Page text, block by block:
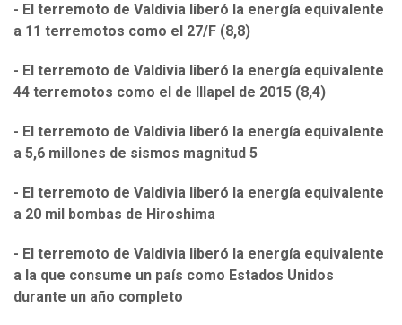
- El terremoto de Valdivia liberó la energía equivalente
a 11 terremotos como el 27/F (8,8)
- El terremoto de Valdivia liberó la energía equivalente
44 terremotos como el de Illapel de 2015 (8,4)
- El terremoto de Valdivia liberó la energía equivalente
a 5,6 millones de sismos magnitud 5
- El terremoto de Valdivia liberó la energía equivalente
a 20 mil bombas de Hiroshima
- El terremoto de Valdivia liberó la energía equivalente
a la que consume un país como Estados Unidos
durante un año completo